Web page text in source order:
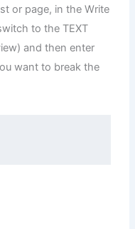
or page, in the Write
to the TEXT
and then enter
want to break the